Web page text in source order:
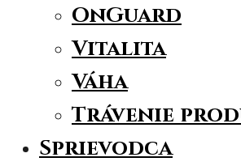
OnGuard
Vitalita
Váha
Trávenie
Sprievodca